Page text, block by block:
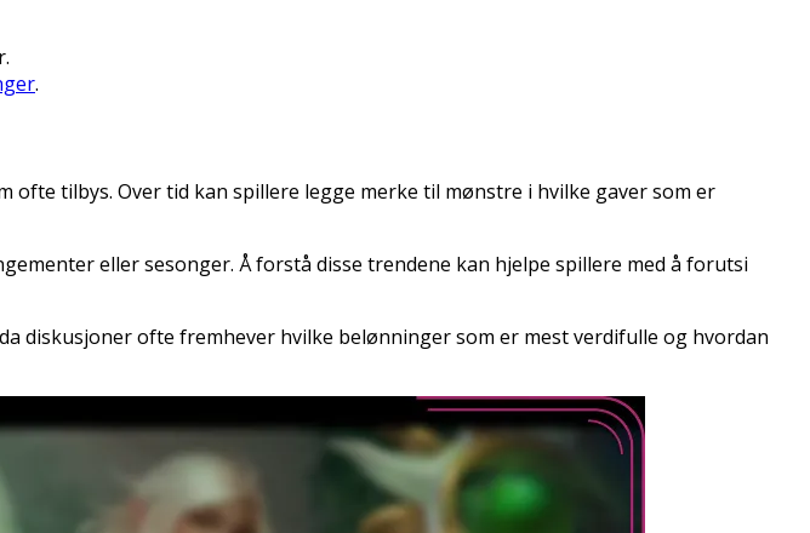
.
tilbys. Over tid kan spillere legge merke til mønstre i hvilke gaver som er
eller sesonger. Å forstå disse trendene kan hjelpe spillere med å forutsi
diskusjoner ofte fremhever hvilke belønninger som er mest verdifulle og hvordan